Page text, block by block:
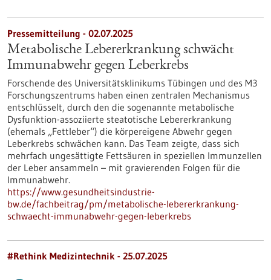
Pressemitteilung - 02.07.2025
Metabolische Lebererkrankung schwächt
Immunabwehr gegen Leberkrebs
Forschende des Universitätsklinikums Tübingen und des M3
Forschungszentrums haben einen zentralen Mechanismus
entschlüsselt, durch den die sogenannte metabolische
Dysfunktion-assoziierte steatotische Lebererkrankung
(ehemals „Fettleber“) die körpereigene Abwehr gegen
Leberkrebs schwächen kann. Das Team zeigte, dass sich
mehrfach ungesättigte Fettsäuren in speziellen Immunzellen
der Leber ansammeln – mit gravierenden Folgen für die
Immunabwehr.
https://www.gesundheitsindustrie-
bw.de/fachbeitrag/pm/metabolische-lebererkrankung-
schwaecht-immunabwehr-gegen-leberkrebs
#Rethink Medizintechnik - 25.07.2025